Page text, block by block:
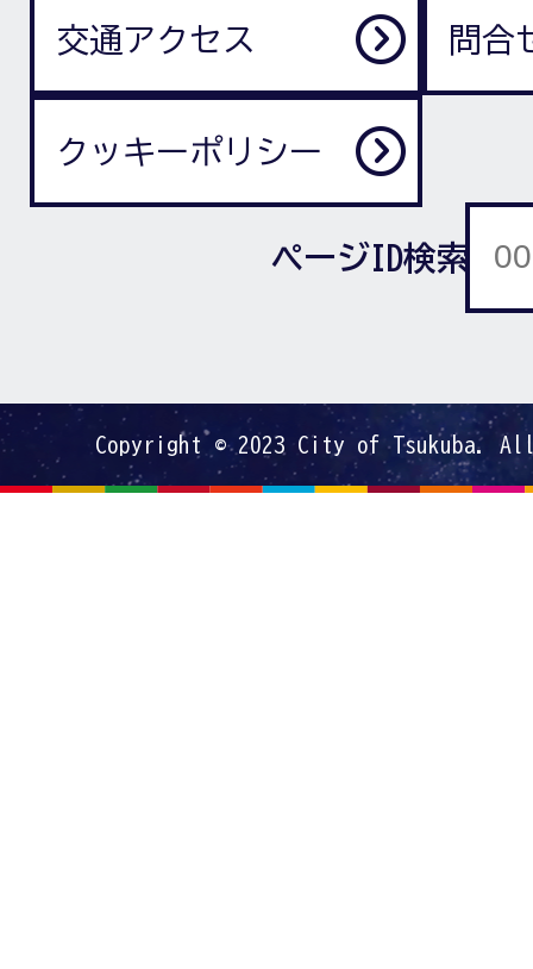
交通アクセス 問合
クッキーポリシー
ページID検索
Copyright © 2023 City of Tsukuba.